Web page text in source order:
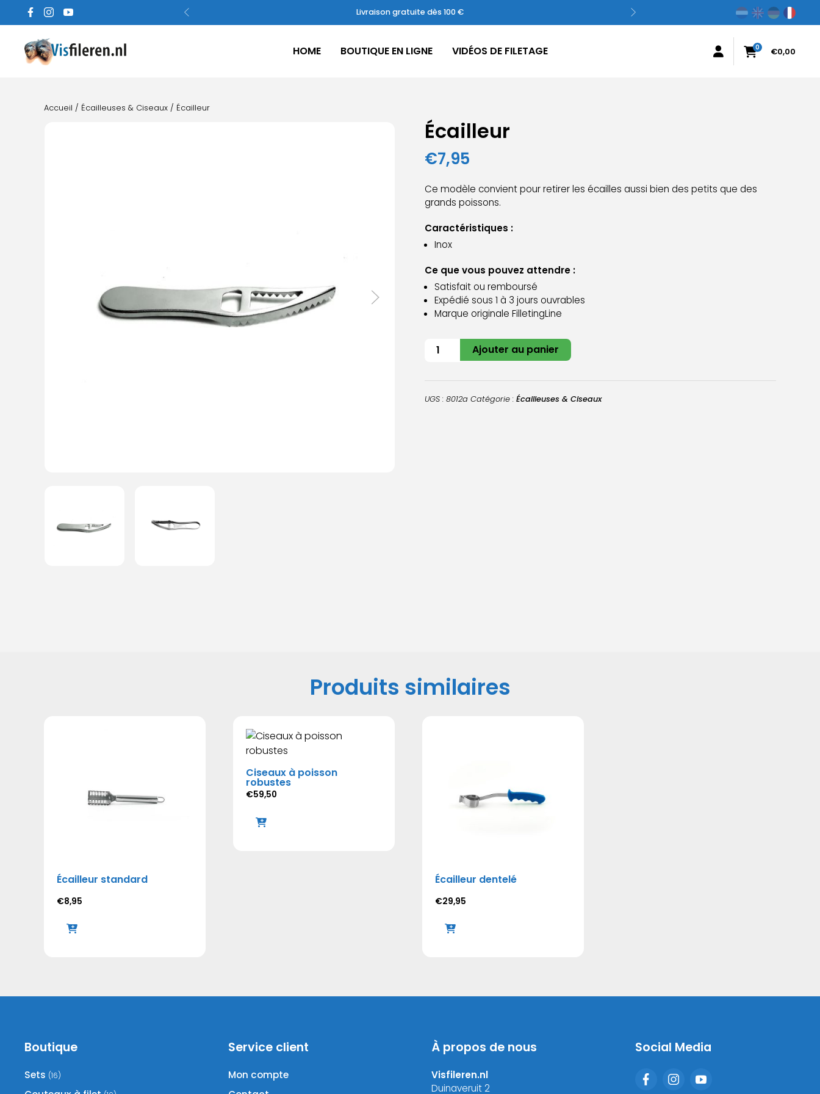
Livraison gratuite dès 100 €
HOME BOUTIQUE EN LIGNE VIDÉOS DE FILETAGE 0 €0,00
Accueil / Écailleuses & Ciseaux / Écailleur
Écailleur
€7,95
Ce modèle convient pour retirer les écailles aussi bien des petits que des
grands poissons.
Caractéristiques :
Inox
Ce que vous pouvez attendre :
Satisfait ou remboursé
Expédié sous 1 à 3 jours ouvrables
Marque originale FilletingLine
quantité
Ajouter au panier
UGS : 8012a Catégorie : Écailleuses & Ciseaux
Produits similaires
Écailleur standard
€8,95
Ciseaux à poisson
robustes
€59,50
Écailleur dentelé
€29,95
Boutique
Sets (16)
Service client
Mon compte
À propos de nous
Visfileren.nl
Duinaveruit 2
Social Media